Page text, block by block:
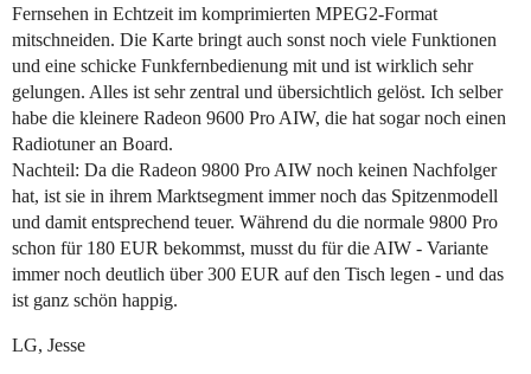
Fernsehen in Echtzeit im komprimierten MPEG2-Format
mitschneiden. Die Karte bringt auch sonst noch viele Funktionen
und eine schicke Funkfernbedienung mit und ist wirklich sehr
gelungen. Alles ist sehr zentral und übersichtlich gelöst. Ich selber
habe die kleinere Radeon 9600 Pro AIW, die hat sogar noch einen
Radiotuner an Board.
Nachteil: Da die Radeon 9800 Pro AIW noch keinen Nachfolger
hat, ist sie in ihrem Marktsegment immer noch das Spitzenmodell
und damit entsprechend teuer. Während du die normale 9800 Pro
schon für 180 EUR bekommst, musst du für die AIW - Variante
immer noch deutlich über 300 EUR auf den Tisch legen - und das
ist ganz schön happig.
LG, Jesse